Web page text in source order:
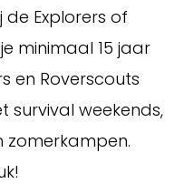
Explorers of
minimaal 15 jaar
en Roverscouts
survival weekends,
zomerkampen.